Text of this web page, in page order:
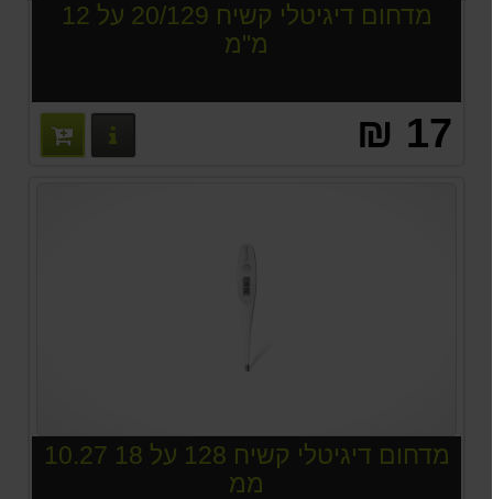
מדחום דיגיטלי קשיח 20/129 על 12
מ"מ
17 ₪ פרטים
מדחום דיגיטלי קשיח 128 על 18 10.27
ממ